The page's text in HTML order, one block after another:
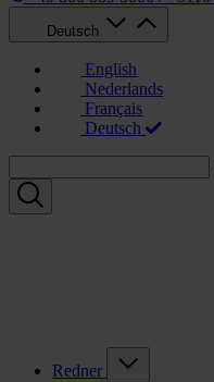
Deutsch
English
Nederlands
Français
Deutsch
Redner